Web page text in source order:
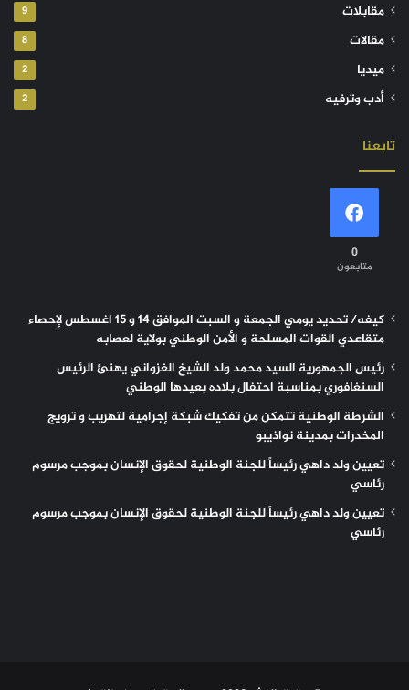
مقابلات 9
مقالات 8
ميديا 2
أدب وترفيه 2
تابعنا
0
متابعون
كيفه/ تحديد يومي الجمعة و السبت الموافق 14 و 15 اغسطس لإحصاء
متقاعدي القوات المسلحة و الأمن الوطني بولاية لعصابه
رئيس الجمهورية السيد محمد ولد الشيخ الغزواني يهنئ الرئيس
السنغافوري بمناسبة احتفال بلاده بعيدها الوطني
الشرطة الوطنية تتمكن من تفكيك شبكة إجرامية لتهريب و ترويج
المخدرات بمدينة نواذيبو
تعيين ولد داهي رئيساً للجنة الوطنية لحقوق الإنسان بموجب مرسوم
رئاسي
تعيين ولد داهي رئيساً للجنة الوطنية لحقوق الإنسان بموجب مرسوم
رئاسي